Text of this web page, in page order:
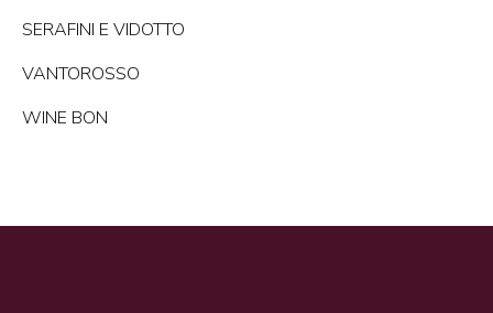
SERAFINI E VIDOTTO
VANTOROSSO
WINE BON